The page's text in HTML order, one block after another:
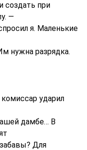
создать при
—
я. Маленькие
нужна разрядка.
ударил
дамбе… В
Для